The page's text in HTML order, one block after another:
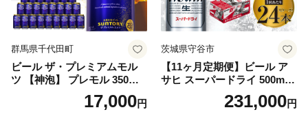
群馬県千代田町
ビール ザ・プレミアムモル
ツ 【神泡】 プレモル 350ml
× 24本 サントリー〈天然水の
ビール工場〉群馬※沖縄・離
17,000円
茨城県守谷市
【11ヶ月定期便】ビール ア
サヒ スーパードライ 500ml 2
4本 1ケース×11ヶ月 | アサヒ
ビール 究極の辛口 酒 お酒 ア
231,000円